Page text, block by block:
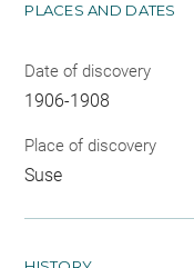
PLACES AND DATES
Date of discovery
1906-1908
Place of discovery
Suse